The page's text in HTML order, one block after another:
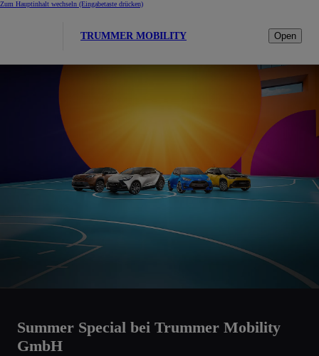
Zum Hauptinhalt wechseln (Eingabetaste drücken)
TRUMMER MOBILITY Open
Summer Special bei Trummer Mobility
GmbH